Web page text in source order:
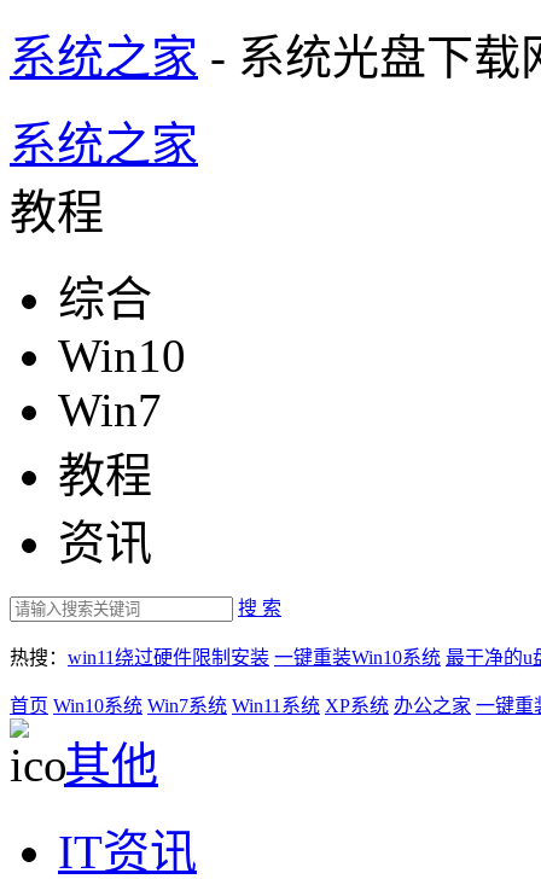
系统之家 - 系统光盘下载
系统之家
教程
综合
Win10
Win7
教程
资讯
搜 索
热搜： win11绕过硬件限制安装 一键重装Win10系统 最干净的u
首页 Win10系统 Win7系统 Win11系统 XP系统 办公之家 一键重
其他
IT资讯